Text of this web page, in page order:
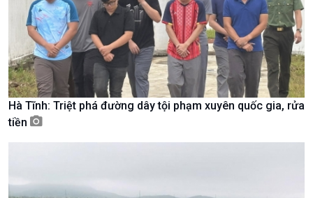
Nhận diện sự thật
Pháp luật và đời sống
bền
Hà Tĩnh: Triệt phá đường dây tội phạm xuyên quốc gia, rửa
tiền